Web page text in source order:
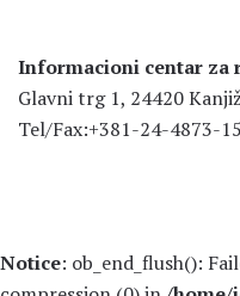
Informacioni centar za
Glavni trg 1, 24420
Tel/Fax:+381-24-4873-
Notice: ob_end_flush():